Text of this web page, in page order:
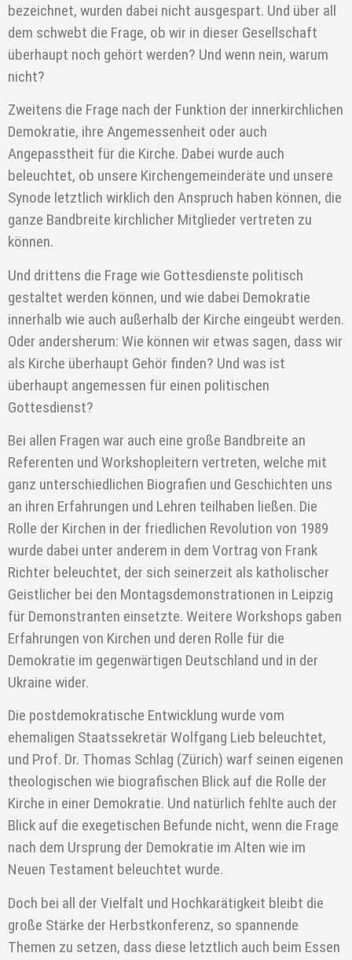
bezeichnet, wurden dabei nicht ausgespart. Und über all
dem schwebt die Frage, ob wir in dieser Gesellschaft
überhaupt noch gehört werden? Und wenn nein, warum
nicht?
Zweitens die Frage nach der Funktion der innerkirchlichen
Demokratie, ihre Angemessenheit oder auch
Angepasstheit für die Kirche. Dabei wurde auch
beleuchtet, ob unsere Kirchengemeinderäte und unsere
Synode letztlich wirklich den Anspruch haben können, die
ganze Bandbreite kirchlicher Mitglieder vertreten zu
können.
Und drittens die Frage wie Gottesdienste politisch
gestaltet werden können, und wie dabei Demokratie
innerhalb wie auch außerhalb der Kirche eingeübt werden.
Oder andersherum: Wie können wir etwas sagen, dass wir
als Kirche überhaupt Gehör finden? Und was ist
überhaupt angemessen für einen politischen
Gottesdienst?
Bei allen Fragen war auch eine große Bandbreite an
Referenten und Workshopleitern vertreten, welche mit
ganz unterschiedlichen Biografien und Geschichten uns
an ihren Erfahrungen und Lehren teilhaben ließen. Die
Rolle der Kirchen in der friedlichen Revolution von 1989
wurde dabei unter anderem in dem Vortrag von Frank
Richter beleuchtet, der sich seinerzeit als katholischer
Geistlicher bei den Montagsdemonstrationen in Leipzig
für Demonstranten einsetzte. Weitere Workshops gaben
Erfahrungen von Kirchen und deren Rolle für die
Demokratie im gegenwärtigen Deutschland und in der
Ukraine wider.
Die postdemokratische Entwicklung wurde vom
ehemaligen Staatssekretär Wolfgang Lieb beleuchtet,
und Prof. Dr. Thomas Schlag (Zürich) warf seinen eigenen
theologischen wie biografischen Blick auf die Rolle der
Kirche in einer Demokratie. Und natürlich fehlte auch der
Blick auf die exegetischen Befunde nicht, wenn die Frage
nach dem Ursprung der Demokratie im Alten wie im
Neuen Testament beleuchtet wurde.
Doch bei all der Vielfalt und Hochkarätigkeit bleibt die
große Stärke der Herbstkonferenz, so spannende
Themen zu setzen, dass diese letztlich auch beim Essen